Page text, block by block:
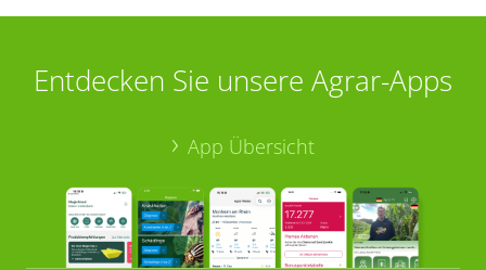
Entdecken Sie unsere Agrar-Apps
App Übersicht